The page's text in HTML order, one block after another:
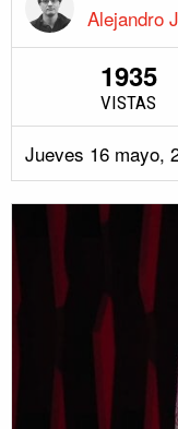
Alejandro
1935
VISTAS
Jueves 16 mayo,